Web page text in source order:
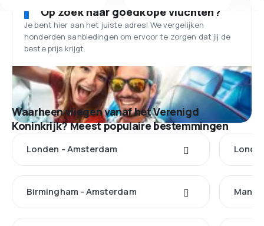
Op zoek naar goedkope vluchten?
Je bent hier aan het juiste adres! We vergelijken
honderden aanbiedingen om ervoor te zorgen dat jij de
beste prijs krijgt.
Waarheen vliegen vanaf het Verenigd
Koninkrijk? Meest populaire bestemmingen
Londen - Amsterdam
Birmingham - Amsterdam